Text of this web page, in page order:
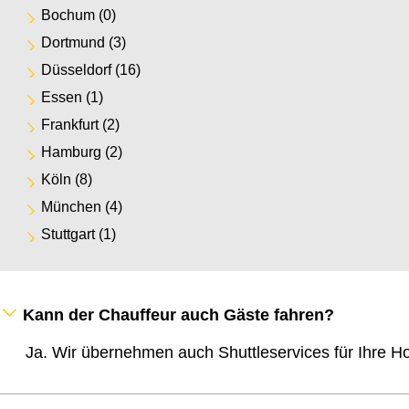
Bochum (0)
Dortmund (3)
Düsseldorf(16)
Essen (1)
Frankfurt(2)
Hamburg (2)
Köln (8)
München (4)
Stuttgart(1)
Kann der Chauffeur auch Gäste fahren?
Ja. Wir übernehmen auch Shuttleservices für Ihre